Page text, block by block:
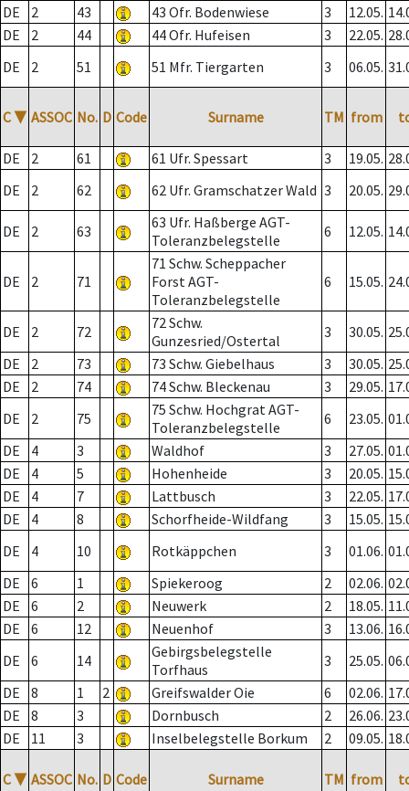
DE
2 43 43 Ofr. Bodenwiese 3 12.05.
DE
2 44 44 Ofr. Hufeisen 3 22.05.
DE
2 51 51 Mfr. Tiergarten 3 06.05.
C ▼ ASSOC No. D Code Surname TM from
DE 2 61 61 Ufr. Spessart 3 19.05.
DE
2 62 62 Ufr. Gramschatzer Wald 3 20.05.
DE 2 63
63 Ufr. Haßberge AGT-
Toleranzbelegstelle
6 12.05.
DE 2 71
71 Schw. Scheppacher
Forst AGT-
Toleranzbelegstelle
6 15.05.
DE 2 72
72 Schw.
Gunzesried/Ostertal
3 30.05.
DE
2 73 73 Schw. Giebelhaus 3 30.05.
DE
2 74 74 Schw. Bleckenau 3 29.05.
DE
2 75
75 Schw. Hochgrat AGT-
Toleranzbelegstelle
6 23.05.
DE
4 3 Waldhof 3 27.05.
DE
4 5 Hohenheide 3 20.05.
DE
4 7 Lattbusch 3 22.05.
DE
4 8 Schorfheide-Wildfang 3 15.05.
DE
4 10 Rotkäppchen 3 01.06.
DE
6 1 Spiekeroog 2 02.06.
DE
6 2 Neuwerk 2 18.05.
DE
6 12 Neuenhof 3 13.06.
DE
6 14
Gebirgsbelegstelle
Torfhaus
3 25.05.
DE
8 1 2 Greifswalder Oie 6 02.06.
DE
8 3 Dornbusch 2 26.06.
DE
11 3 Inselbelegstelle Borkum 2 09.05.
C ▼ ASSOC No. D Code Surname TM from